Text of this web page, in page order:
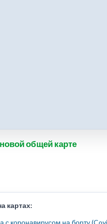
общей карте
картах: